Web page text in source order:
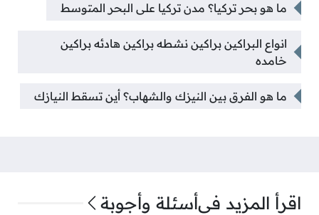
ما هو بحر تركيا؟ مدن تركيا على البحر المتوسط
انواع البراكين براكين نشطه براكين هادئه براكين
خامده
ما هو الفرق بين النيزك والشهاب؟ أين تسقط النيازك
اقرأ المزيد فيأسئلة وأجوبة